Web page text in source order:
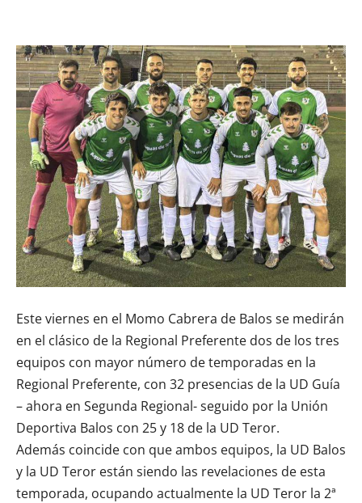
Este viernes en el Momo Cabrera de Balos se medirán
en el clásico de la Regional Preferente dos de los tres
equipos con mayor número de temporadas en la
Regional Preferente, con 32 presencias de la UD Guía
– ahora en Segunda Regional- seguido por la Unión
Deportiva Balos con 25 y 18 de la UD Teror.
Además coincide con que ambos equipos, la UD Balos
y la UD Teror están siendo las revelaciones de esta
temporada, ocupando actualmente la UD Teror la 2ª